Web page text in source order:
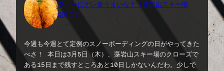
フツーにゲレ食うまいな？（藻岩山スキー場
9回目）
今週も今週とて定例のスノーボーディングの日がやってきた
べさ！ 本日は3月5日（木）、藻岩山スキー場のクローズで
ある15日まで残すところあと10日しかないんだわ。少しで